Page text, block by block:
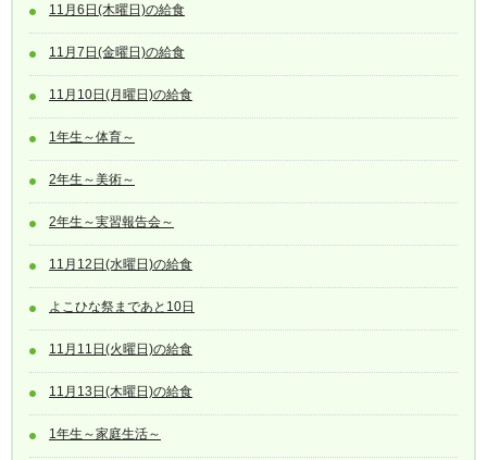
11月6日(木曜日)の給食
11月7日(金曜日)の給食
11月10日(月曜日)の給食
1年生～体育～
2年生～美術～
2年生～実習報告会～
11月12日(水曜日)の給食
よこひな祭まであと10日
11月11日(火曜日)の給食
11月13日(木曜日)の給食
1年生～家庭生活～